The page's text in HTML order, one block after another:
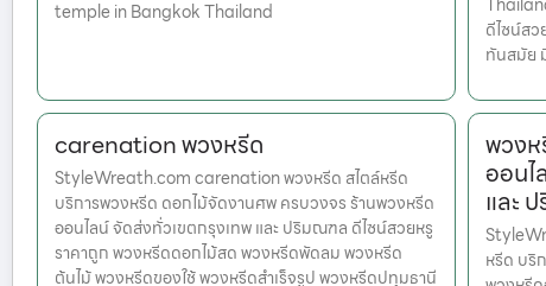
temple in Bangkok Thailand
ดีไซน์ส
ทันสมัย
carenation พวงหรีด
StyleWreath.com carenation พวงหรีด สไตล์หรีด
บริการพวงหรีด ดอกไม้จัดงานศพ ครบวงจร ร้านพวงหรีด
ออนไลน์ จัดส่งทั่วเขตกรุงเทพ และ ปริมณฑล ดีไซน์สวยหรู
ราคาถูก พวงหรีดดอกไม้สด พวงหรีดพัดลม พวงหรีด
ต้นไม้ พวงหรีดของใช้ พวงหรีดสำเร็จรูป พวงหรีดปทุมธานี
พวง
ออนไ
และ
หรีด บริ